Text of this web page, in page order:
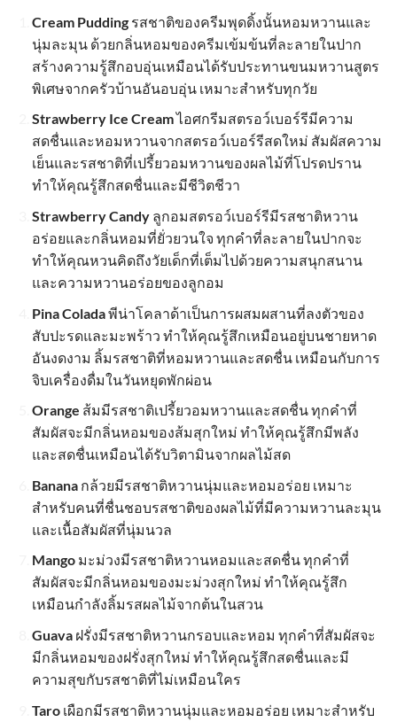
Cream Puddingรสชาติของครีมพุดดิ้งนั้นหอมหวานและ
นุ่มละมุน ด้วยกลิ่นหอมของครีมเข้มข้นที่ละลายในปาก
สร้างความรู้สึกอบอุ่นเหมือนได้รับประทานขนมหวานสูตร
พิเศษจากครัวบ้านอันอบอุ่น เหมาะสำหรับทุกวัย
Strawberry Ice Creamไอศกรีมสตรอว์เบอร์รีมีความ
สดชื่นและหอมหวานจากสตรอว์เบอร์รีสดใหม่ สัมผัสความ
เย็นและรสชาติที่เปรี้ยวอมหวานของผลไม้ที่โปรดปราน
ทำให้คุณรู้สึกสดชื่นและมีชีวิตชีวา
Strawberry Candyลูกอมสตรอว์เบอร์รีมีรสชาติหวาน
อร่อยและกลิ่นหอมที่ยั่วยวนใจ ทุกคำที่ละลายในปากจะ
ทำให้คุณหวนคิดถึงวัยเด็กที่เต็มไปด้วยความสนุกสนาน
และความหวานอร่อยของลูกอม
Pina Coladaพีน่าโคลาด้าเป็นการผสมผสานที่ลงตัวของ
สับปะรดและมะพร้าว ทำให้คุณรู้สึกเหมือนอยู่บนชายหาด
อันงดงาม ลิ้มรสชาติที่หอมหวานและสดชื่น เหมือนกับการ
จิบเครื่องดื่มในวันหยุดพักผ่อน
Orange ส้มมีรสชาติเปรี้ยวอมหวานและสดชื่น ทุกคำที่
สัมผัสจะมีกลิ่นหอมของส้มสุกใหม่ ทำให้คุณรู้สึกมีพลัง
และสดชื่นเหมือนได้รับวิตามินจากผลไม้สด
Bananaกล้วยมีรสชาติหวานนุ่มและหอมอร่อย เหมาะ
สำหรับคนที่ชื่นชอบรสชาติของผลไม้ที่มีความหวานละมุน
และเนื้อสัมผัสที่นุ่มนวล
Mangoมะม่วงมีรสชาติหวานหอมและสดชื่น ทุกคำที่
สัมผัสจะมีกลิ่นหอมของมะม่วงสุกใหม่ ทำให้คุณรู้สึก
เหมือนกำลังลิ้มรสผลไม้จากต้นในสวน
Guavaฝรั่งมีรสชาติหวานกรอบและหอม ทุกคำที่สัมผัสจะ
มีกลิ่นหอมของฝรั่งสุกใหม่ ทำให้คุณรู้สึกสดชื่นและมี
ความสุขกับรสชาติที่ไม่เหมือนใคร
Taroเผือกมีรสชาติหวานนุ่มและหอมอร่อย เหมาะสำหรับ